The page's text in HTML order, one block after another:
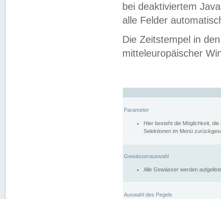
bei deaktiviertem
alle Felder
Die Zeitstempel in
mitteleuropäischer
Parameter
Hier besteht die Möglichkeit,
Selektionen im Menü
Gewässerauswahl
Alle Gewässer werden
Auswahl des Pegels